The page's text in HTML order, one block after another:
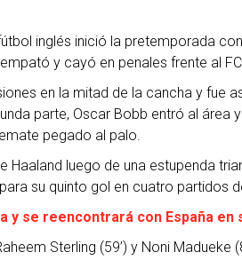
inglés inició la pretemporada
y cayó en penales frente al
en la mitad de la cancha y fue
parte, Oscar Bobb entró al área
pegado al palo.
luego de una estupenda
su quinto gol en cuatro partidos
y se reencontrará con España en
Sterling (59’) y Noni Madueke